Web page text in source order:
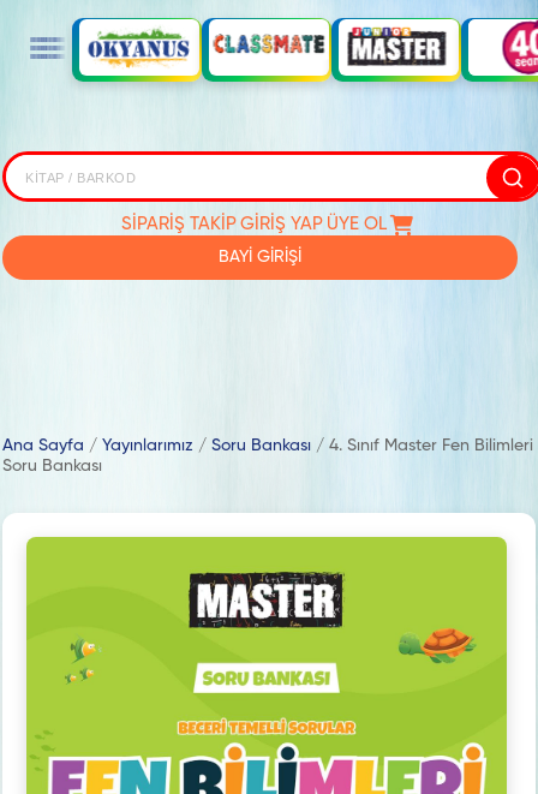
SİPARİŞ TAKİP GİRİŞ YAP ÜYE OL
BAYİ GİRİŞİ
Ana Sayfa / Yayınlarımız /Soru Bankası /4. Sınıf Master Fen Bilimleri
Soru Bankası